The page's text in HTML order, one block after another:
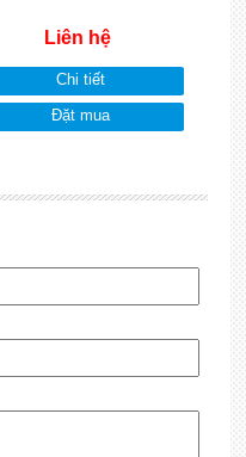
Liên hệ
Chi tiết
Đặt mua